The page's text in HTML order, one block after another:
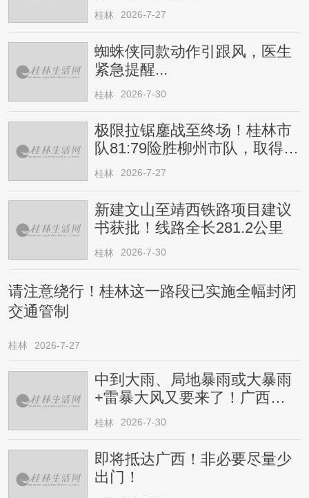
桂林 2026-7-27
蜘蛛侠同款动作引跟风，医生
紧急提醒...
桂林 2026-7-30
极限拉锯鏖战至终场！桂林市
队81:79险胜柳州市队，取得四
连胜
桂林 2026-7-27
新建文山至靖西铁路项目建议
书获批！线路全长281.2公里
桂林 2026-7-30
请注意绕行！桂林这一路段已实施全幅封闭
交通管制
桂林 2026-7-27
中到大雨、局地暴雨或大暴雨
+雷暴大风又要来了！广西人
请注意
桂林 2026-7-30
即将抵达广西！非必要尽量少
出门！